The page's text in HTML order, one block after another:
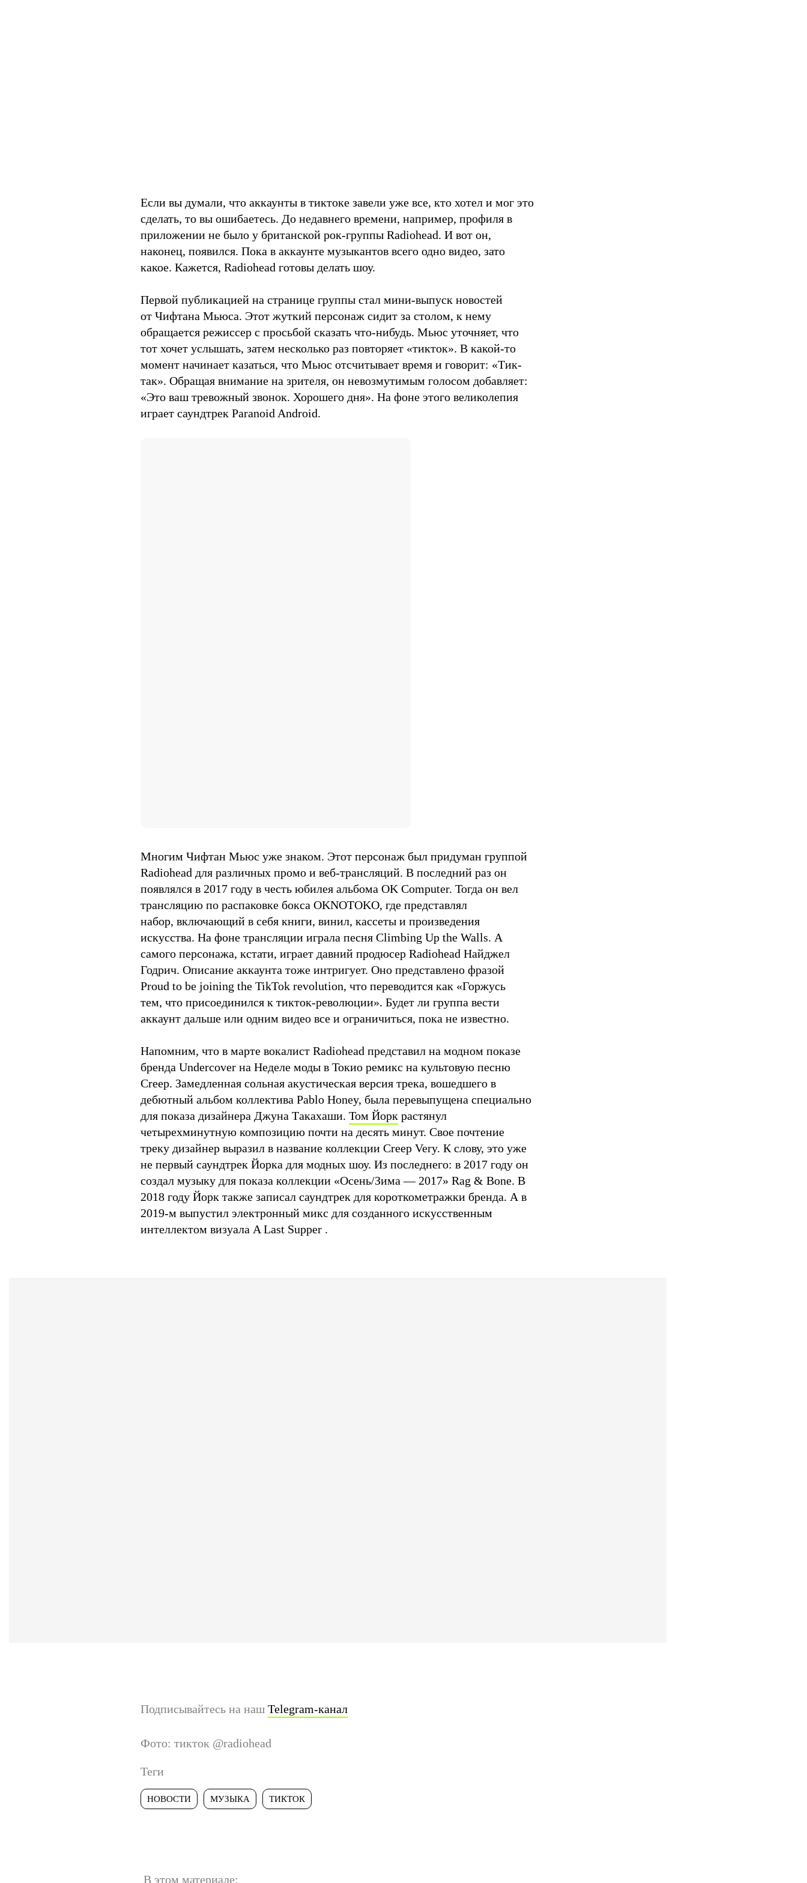
Если вы думали, что аккаунты в тиктоке завели уже все, кто хотел и мог это
сделать, то вы ошибаетесь. До недавнего времени, например, профиля в
приложении не было у британской рок-группы Radiohead. И вот он,
наконец, появился. Пока в аккаунте музыкантов всего одно видео, зато
какое. Кажется, Radiohead готовы делать шоу.
Первой публикацией на странице группы стал мини-выпуск новостей
от Чифтана Мьюса. Этот жуткий персонаж сидит за столом, к нему
обращается режиссер с просьбой сказать что-нибудь. Мьюс уточняет, что
тот хочет услышать, затем несколько раз повторяет «тикток». В какой-то
момент начинает казаться, что Мьюс отсчитывает время и говорит: «Тик-
так». Обращая внимание на зрителя, он невозмутимым голосом добавляет:
«Это ваш тревожный звонок. Хорошего дня». На фоне этого великолепия
играет саундтрек Paranoid Android.
Многим Чифтан Мьюс уже знаком. Этот персонаж был придуман группой
Radiohead для различных промо и веб-трансляций. В последний раз он
появлялся в 2017 году в честь юбилея альбома OK Computer. Тогда он вел
трансляцию по распаковке бокса OKNOTOKО, где представлял
набор, включающий в себя книги, винил, кассеты и произведения
искусства. На фоне трансляции играла песня Climbing Up the Walls. А
самого персонажа, кстати, играет давний продюсер Radiohead Найджел
Годрич. Описание аккаунта тоже интригует. Оно представлено фразой
Proud to be joining the TikTok revolution, что переводится как «Горжусь
тем, что присоединился к тикток-революции». Будет ли группа вести
аккаунт дальше или одним видео все и ограничиться, пока не известно.
Напомним, что в марте вокалист Radiohead представил на модном показе
бренда Undercover на Неделе моды в Токио ремикс на культовую песню
Creep. Замедленная сольная акустическая версия трека, вошедшего в
дебютный альбом коллектива Pablo Honey, была перевыпущена специально
для показа дизайнера Джуна Такахаши. Том Йорк растянул
четырехминутную композицию почти на десять минут. Свое почтение
треку дизайнер выразил в название коллекции Creep Very. К слову, это уже
не первый саундтрек Йорка для модных шоу. Из последнего: в 2017 году он
создал музыку для показа коллекции «Осень/Зима — 2017» Rag & Bone. В
2018 году Йорк также записал саундтрек для короткометражки бренда. А в
2019-м выпустил электронный микс для созданного искусственным
интеллектом визуала A Last Supper .
Подписывайтесь на наш Telegram-канал
Фото: тикток @radiohead
Теги
НОВОСТИ МУЗЫКА ТИКТОК
В этом материале: